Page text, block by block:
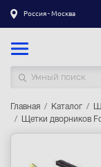
Россия - Москва
Каталог товаров
Главная Каталог
Щетки дворников